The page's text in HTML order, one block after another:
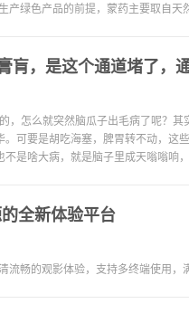
产绿色产品的前提，蒙药主要取自天
肓，是这个通道堵了，
怎么就突然脑瓜子出毛病了呢？
可要是胡吃海塞，脾胃转不动，这
是啥大病，就是脑子里成天嗡嗡响
全新体验平台
畅的观影体验，支持多终端使用，